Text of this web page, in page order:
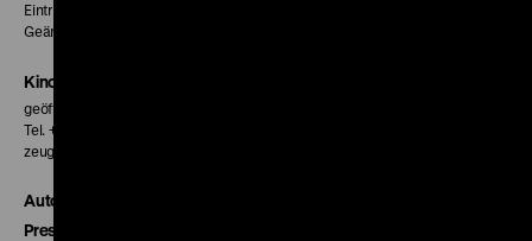
Eintritt 5 €
Geänderte Preise sind im Programm vermerkt.
Kinokasse
geöffnet 30 Minuten vor Beginn der ersten Vorstellung
Tel. + 49 30 20304-770
zeughauskino@dhm.de
Autor*innen
Presse